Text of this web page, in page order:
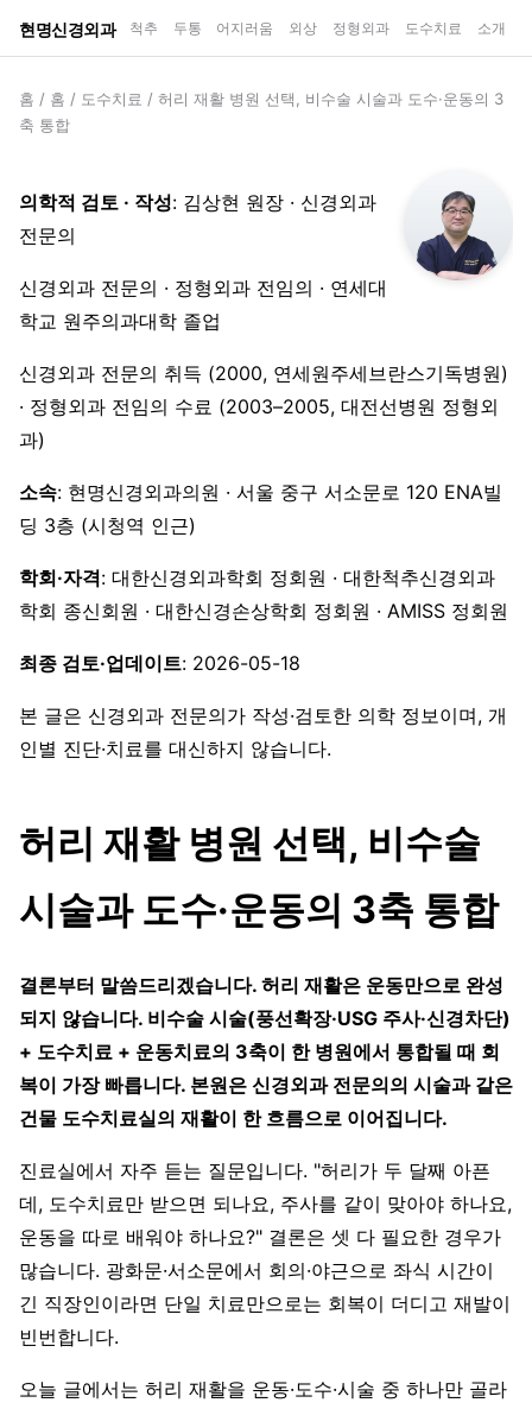
현명신경외과 척추 두통 어지러움 외상 정형외과 도수치료 소개
홈 / 홈 / 도수치료 / 허리 재활 병원 선택, 비수술 시술과 도수·운동의 3
축 통합
의학적 검토 · 작성: 김상현 원장 · 신경외과
전문의
신경외과 전문의 · 정형외과 전임의 · 연세대
학교 원주의과대학 졸업
신경외과 전문의 취득 (2000, 연세원주세브란스기독병원)
· 정형외과 전임의 수료 (2003–2005, 대전선병원 정형외
과)
소속: 현명신경외과의원 · 서울 중구 서소문로 120 ENA빌
딩 3층 (시청역 인근)
학회·자격: 대한신경외과학회 정회원 · 대한척추신경외과
학회 종신회원 · 대한신경손상학회 정회원 · AMISS 정회원
최종 검토·업데이트: 2026-05-18
본 글은 신경외과 전문의가 작성·검토한 의학 정보이며, 개
인별 진단·치료를 대신하지 않습니다.
허리 재활 병원 선택, 비수술
시술과 도수·운동의 3축 통합
결론부터 말씀드리겠습니다. 허리 재활은 운동만으로 완성
되지 않습니다. 비수술 시술(풍선확장·USG 주사·신경차단)
+ 도수치료 + 운동치료의 3축이 한 병원에서 통합될 때 회
복이 가장 빠릅니다. 본원은 신경외과 전문의의 시술과 같은
건물 도수치료실의 재활이 한 흐름으로 이어집니다.
진료실에서 자주 듣는 질문입니다. "허리가 두 달째 아픈
데, 도수치료만 받으면 되나요, 주사를 같이 맞아야 하나요,
운동을 따로 배워야 하나요?" 결론은 셋 다 필요한 경우가
많습니다. 광화문·서소문에서 회의·야근으로 좌식 시간이
긴 직장인이라면 단일 치료만으로는 회복이 더디고 재발이
빈번합니다.
오늘 글에서는 허리 재활을 운동·도수·시술 중 하나만 골라